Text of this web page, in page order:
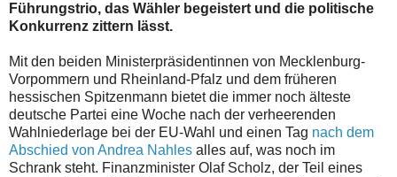
Führungstrio, das Wähler begeistert und die politische
Konkurrenz zittern lässt.
Mit den beiden Ministerpräsidentinnen von Mecklenburg-
Vorpommern und Rheinland-Pfalz und dem früheren
hessischen Spitzenmann bietet die immer noch älteste
deutsche Partei eine Woche nach der verheerenden
Wahlniederlage bei der EU-Wahl und einen Tag nach dem
Abschied von Andrea Nahles alles auf, was noch im
Schrank steht. Finanzminister Olaf Scholz, der Teil eines